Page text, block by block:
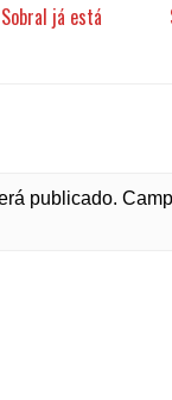
já está
publicado.